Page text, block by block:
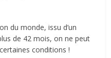
du monde, issu d’un
de 42 mois, on ne peut
conditions !